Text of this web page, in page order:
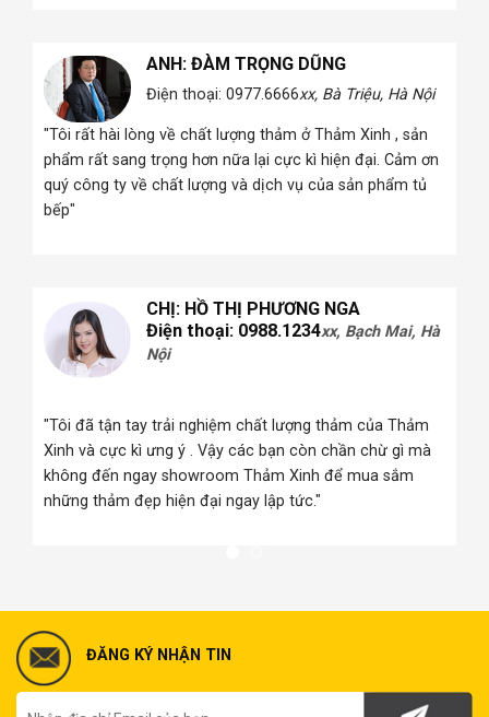
DŨNG
xx, Bà Triệu, Hà Nội
ở Thảm Xinh , sản
kì hiện đại. Cảm ơn
vụ của sản phẩm tủ
NGA
xx, Bạch Mai, Hà
thảm của Thảm
còn chần chừ gì mà
Xinh để mua sắm
ANH: CA SĨ KHẮC HIẾU
Điện thoại: 0936.xxx078
Nội
"Khi mua ghế sofa tôi đã xem ở rất nhiều
Nội
"Khi mua ghế sofa tôi đã xem ở rất nhiều
như quảng cáo, và tôi thấy có nhiều mẫu
ĐĂNG KÝ NHẬN TIN